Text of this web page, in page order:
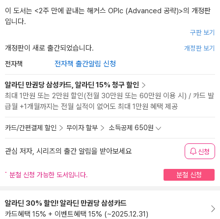
이 도서는 <2주 만에 끝내는 해커스 OPIc (Advanced 공략)>의 개정판
입니다.
구판 보기
개정판이 새로 출간되었습니다. 개정판 보기
전자책 전자책 출간알림 신청
알라딘 만권당 삼성카드, 알라딘 15% 청구 할인
최대 1만원 또는 2만원 할인(전월 30만원 또는 60만원 이용 시) / 카드 발
급월 +1개월까지는 전월 실적이 없어도 최대 1만원 혜택 제공
카드/간편결제 할인 무이자 할부 소득공제 650원
관심 저자, 시리즈의 출간 알림을 받아보세요 신청
분철 신청 가능한 도서입니다. 분철 신청
알라딘 30% 할인! 알라딘 만권당 삼성카드
카드혜택 15% + 이벤트혜택 15% (~2025.12.31)